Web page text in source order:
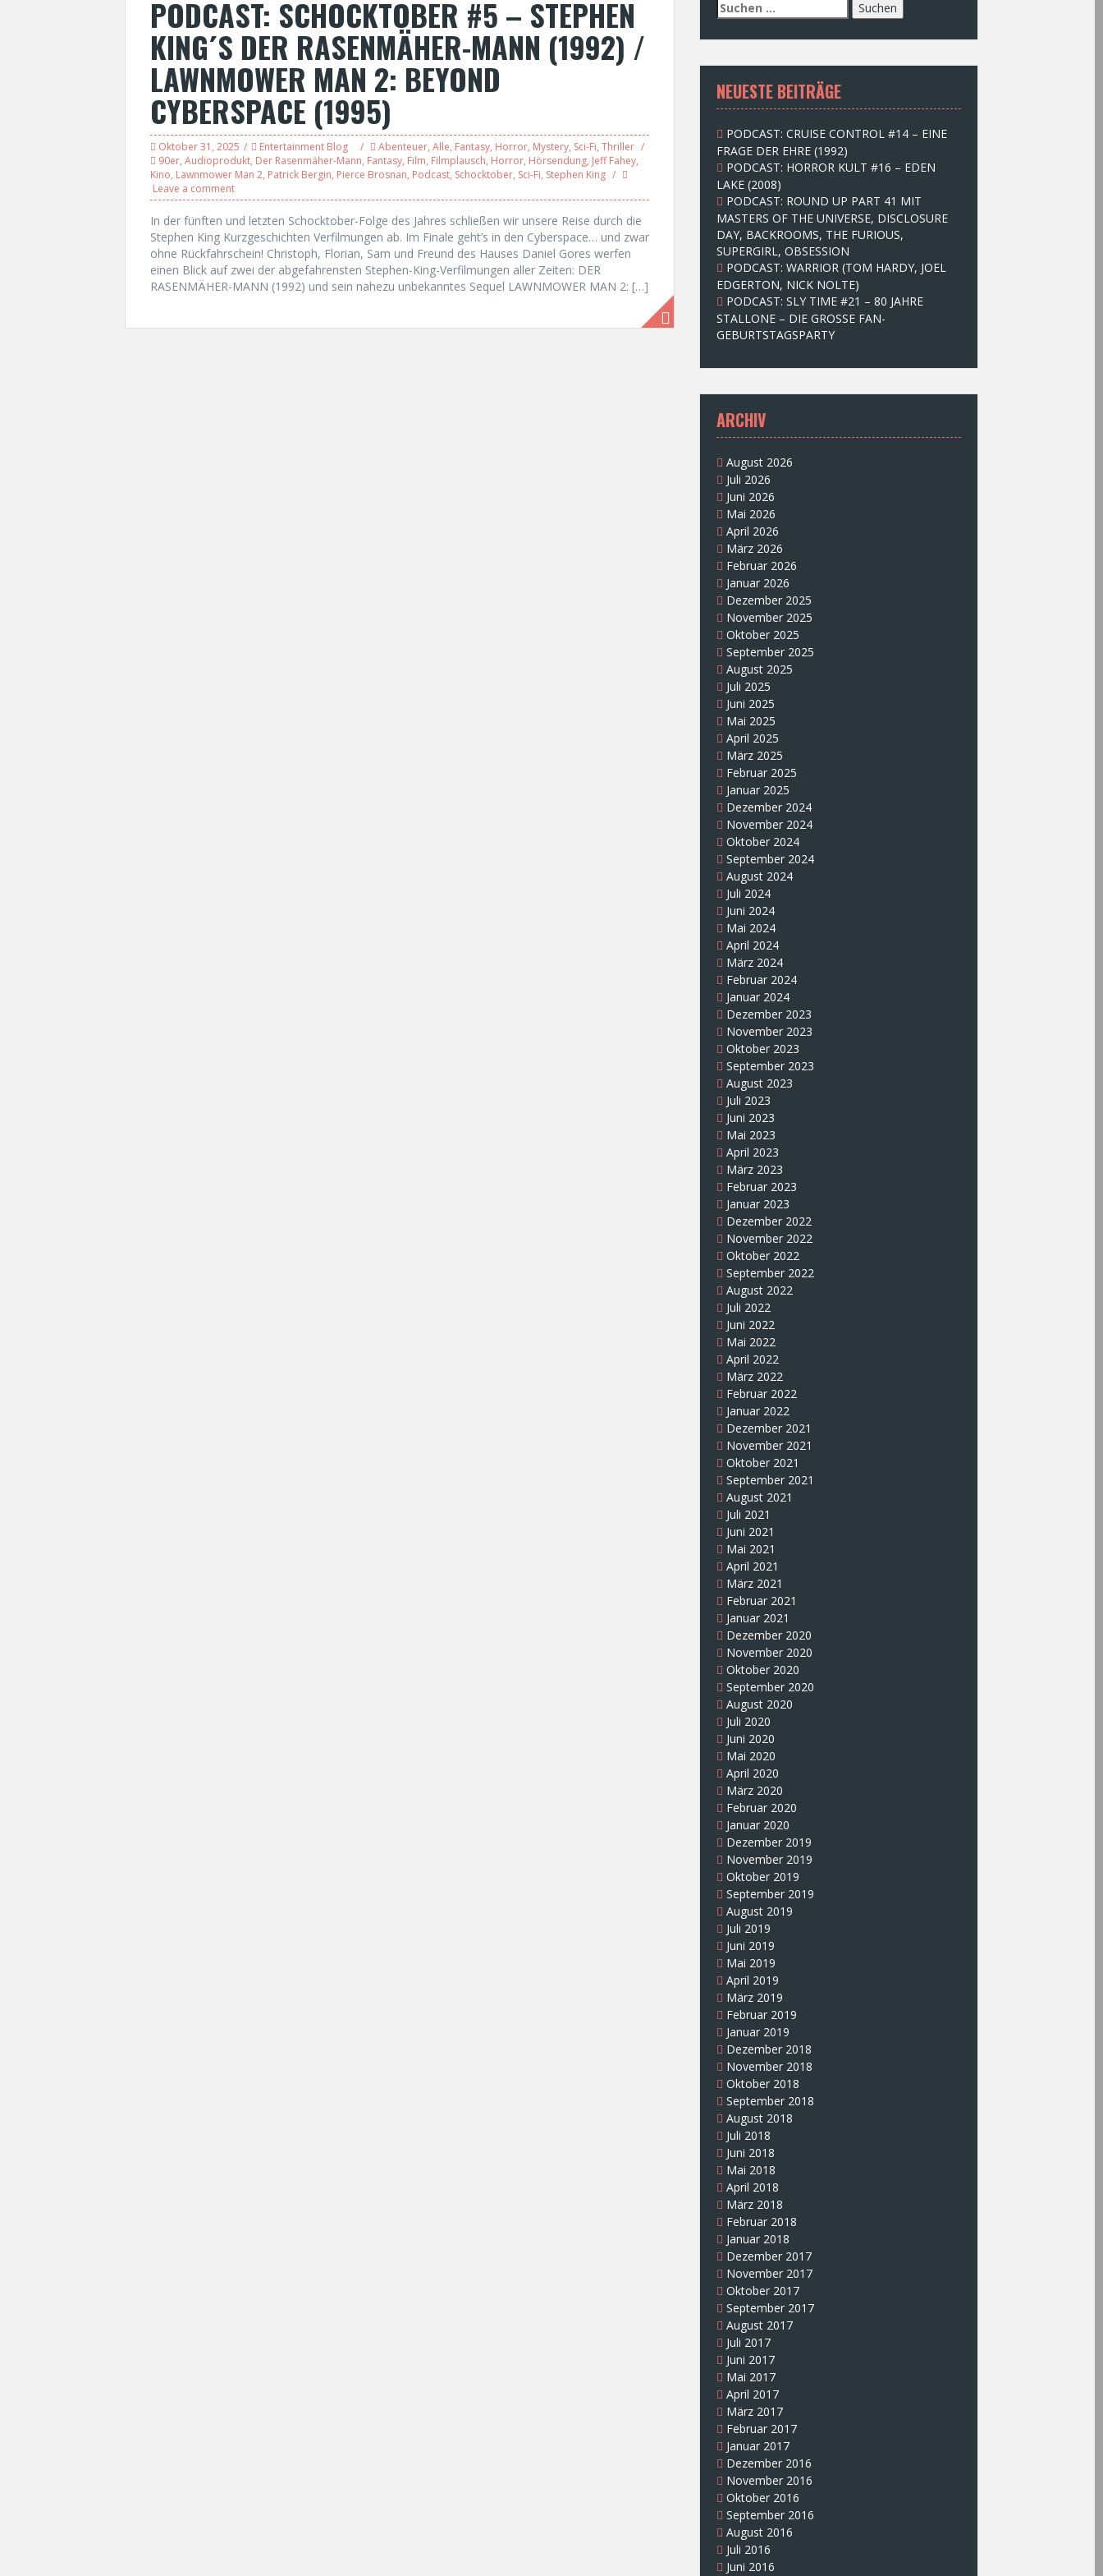
PODCAST: SCHOCKTOBER #5 – STEPHEN
KING´S DER RASENMÄHER-MANN (1992) /
LAWNMOWER MAN 2: BEYOND
CYBERSPACE (1995)
Oktober 31, 2025 Entertainment Blog Abenteuer, Alle, Fantasy, Horror, Mystery, Sci-Fi, Thriller
90er, Audioprodukt, Der Rasenmäher-Mann, Fantasy, Film, Filmplausch, Horror, Hörsendung, Jeff Fahey,
Kino, Lawnmower Man 2, Patrick Bergin, Pierce Brosnan, Podcast, Schocktober, Sci-Fi, Stephen King
Leave a comment
In der fünften und letzten Schocktober-Folge des Jahres schließen wir unsere Reise durch die
Stephen King Kurzgeschichten Verfilmungen ab. Im Finale geht’s in den Cyberspace… und zwar
ohne Rückfahrschein! Christoph, Florian, Sam und Freund des Hauses Daniel Gores werfen
einen Blick auf zwei der abgefahrensten Stephen-King-Verfilmungen aller Zeiten: DER
RASENMÄHER-MANN (1992) und sein nahezu unbekanntes Sequel LAWNMOWER MAN 2: […]
S
u
c
e
n
n
c
h
:
NEUESTE BEITRÄGE
PODCAST: CRUISE CONTROL #14 – EINE
FRAGE DER EHRE (1992)
PODCAST: HORROR KULT #16 – EDEN
LAKE (2008)
PODCAST: ROUND UP PART 41 MIT
MASTERS OF THE UNIVERSE, DISCLOSURE
DAY, BACKROOMS, THE FURIOUS,
SUPERGIRL, OBSESSION
PODCAST: WARRIOR (TOM HARDY, JOEL
EDGERTON, NICK NOLTE)
PODCAST: SLY TIME #21 – 80 JAHRE
STALLONE – DIE GROSSE FAN-
GEBURTSTAGSPARTY
ARCHIV
August 2026
Juli 2026
Juni 2026
Mai 2026
April 2026
März 2026
Februar 2026
Januar 2026
Dezember 2025
November 2025
Oktober 2025
September 2025
August 2025
Juli 2025
Juni 2025
Mai 2025
April 2025
März 2025
Februar 2025
Januar 2025
Dezember 2024
November 2024
Oktober 2024
September 2024
August 2024
Juli 2024
Juni 2024
Mai 2024
April 2024
März 2024
Februar 2024
Januar 2024
Dezember 2023
November 2023
Oktober 2023
September 2023
August 2023
Juli 2023
Juni 2023
Mai 2023
April 2023
März 2023
Februar 2023
Januar 2023
Dezember 2022
November 2022
Oktober 2022
September 2022
August 2022
Juli 2022
Juni 2022
Mai 2022
April 2022
März 2022
Februar 2022
Januar 2022
Dezember 2021
November 2021
Oktober 2021
September 2021
August 2021
Juli 2021
Juni 2021
Mai 2021
April 2021
März 2021
Februar 2021
Januar 2021
Dezember 2020
November 2020
Oktober 2020
September 2020
August 2020
Juli 2020
Juni 2020
Mai 2020
April 2020
März 2020
Februar 2020
Januar 2020
Dezember 2019
November 2019
Oktober 2019
September 2019
August 2019
Juli 2019
Juni 2019
Mai 2019
April 2019
März 2019
Februar 2019
Januar 2019
Dezember 2018
November 2018
Oktober 2018
September 2018
August 2018
Juli 2018
Juni 2018
Mai 2018
April 2018
März 2018
Februar 2018
Januar 2018
Dezember 2017
November 2017
Oktober 2017
September 2017
August 2017
Juli 2017
Juni 2017
Mai 2017
April 2017
März 2017
Februar 2017
Januar 2017
Dezember 2016
November 2016
Oktober 2016
September 2016
August 2016
Juli 2016
Juni 2016